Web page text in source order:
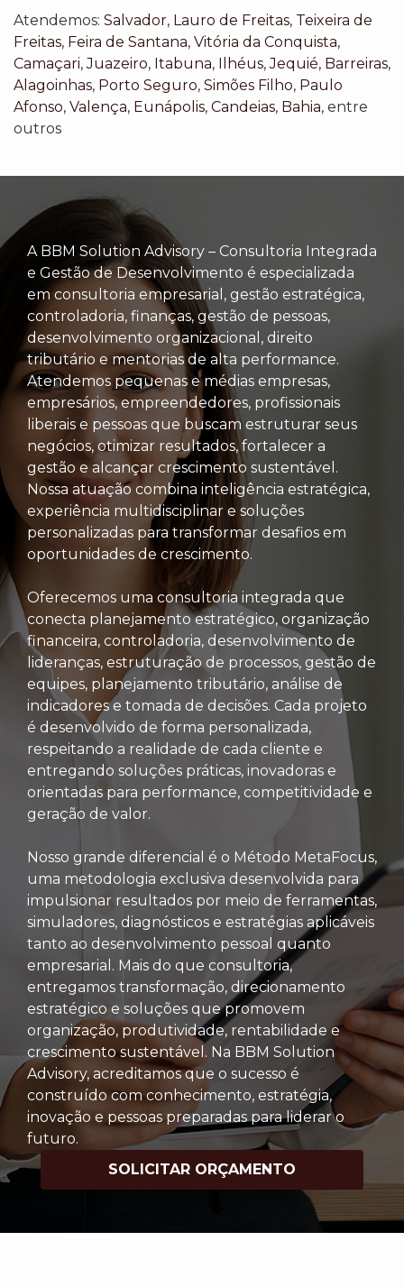
Atendemos: Salvador, Lauro de Freitas, Teixeira de
Freitas, Feira de Santana, Vitória da Conquista,
Camaçari,Juazeiro, Itabuna, Ilhéus,Jequié, Barreiras,
Alagoinhas, Porto Seguro, Simões Filho, Paulo
Afonso, Valença, Eunápolis, Candeias, Bahia, entre
outros
A BBM Solution Advisory – Consultoria Integrada
e Gestão de Desenvolvimento é especializada
em consultoria empresarial, gestão estratégica,
controladoria, finanças, gestão de pessoas,
desenvolvimento organizacional, direito
tributário e mentorias de alta performance.
Atendemos pequenas e médias empresas,
empresários, empreendedores, profissionais
liberais e pessoas que buscam estruturar seus
negócios, otimizar resultados, fortalecer a
gestão e alcançar crescimento sustentável.
Nossa atuação combina inteligência estratégica,
experiência multidisciplinar e soluções
personalizadas para transformar desafios em
oportunidades de crescimento.
Oferecemos uma consultoria integrada que
conecta planejamento estratégico, organização
financeira, controladoria, desenvolvimento de
lideranças, estruturação de processos, gestão de
equipes, planejamento tributário, análise de
indicadores e tomada de decisões. Cada projeto
é desenvolvido de forma personalizada,
respeitando a realidade de cada cliente e
entregando soluções práticas, inovadoras e
orientadas para performance, competitividade e
geração de valor.
Nosso grande diferencial é o Método MetaFocus,
uma metodologia exclusiva desenvolvida para
impulsionar resultados por meio de ferramentas,
simuladores, diagnósticos e estratégias aplicáveis
tanto ao desenvolvimento pessoal quanto
empresarial. Mais do que consultoria,
entregamos transformação, direcionamento
estratégico e soluções que promovem
organização, produtividade, rentabilidade e
crescimento sustentável. Na BBM Solution
Advisory, acreditamos que o sucesso é
construído com conhecimento, estratégia,
inovação e pessoas preparadas para liderar o
futuro.
SOLICITAR ORÇAMENTO